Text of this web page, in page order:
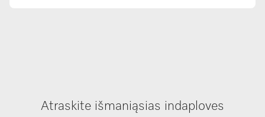
Atraskite išmaniąsias indaploves